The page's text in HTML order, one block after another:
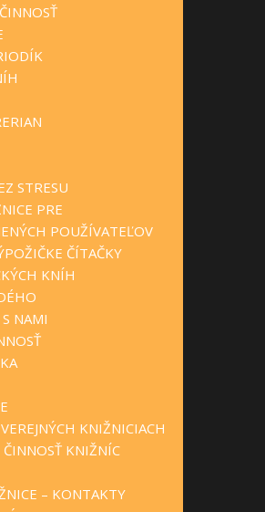
STRESU
PRE
POUŽÍVATEĽOV
ČÍTAČKY
KNÍH
NAMI
KNIŽNICIACH
ČINNOSŤ KNIŽNÍC
– KONTAKTY